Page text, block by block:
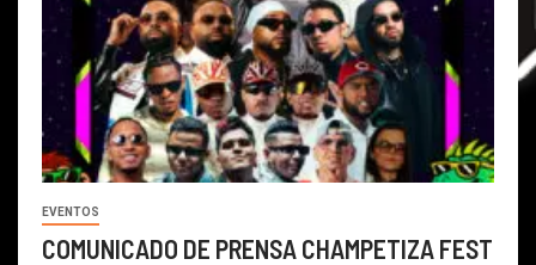
EVENTOS
COMUNICADO DE PRENSA CHAMPETIZA FEST